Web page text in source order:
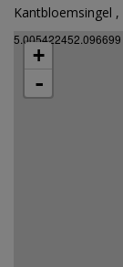
Kantbloemsingel ,
5.005422452.096699
+
-